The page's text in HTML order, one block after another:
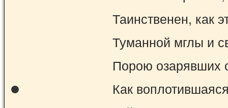
Таинственен, как
Туманной мглы и
Порою озарявших
Как